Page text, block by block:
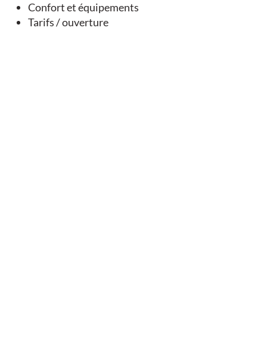
Confort et équipements
Tarifs / ouverture
Langues parlées